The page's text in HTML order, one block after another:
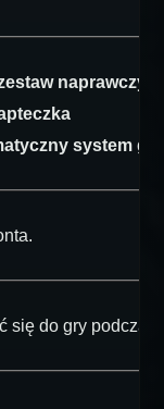
naprawczy
system
się do gry podczas